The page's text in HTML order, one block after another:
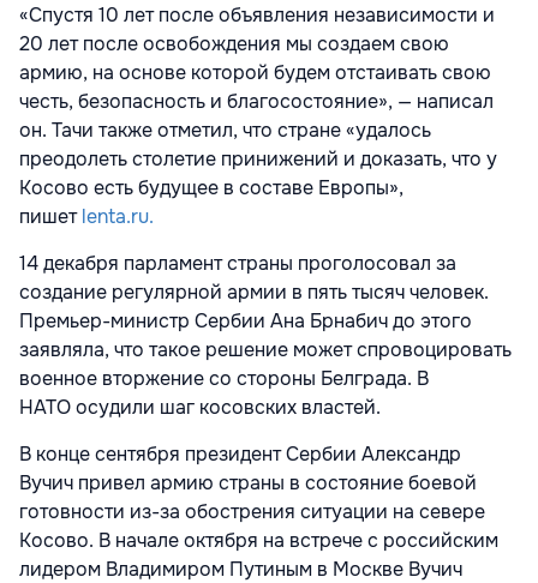
«Спустя 10 лет после объявления независимости и
20 лет после освобождения мы создаем свою
армию, на основе которой будем отстаивать свою
честь, безопасность и благосостояние», — написал
он. Тачи также отметил, что стране «удалось
преодолеть столетие принижений и доказать, что у
Косово есть будущее в составе Европы»,
пишетlenta.ru.
14 декабря парламент страны проголосовал за
создание регулярной армии в пять тысяч человек.
Премьер-министр Сербии Ана Брнабич до этого
заявляла, что такое решение может спровоцировать
военное вторжение со стороны Белграда. В
НАТО осудили шаг косовских властей.
В конце сентября президент Сербии Александр
Вучич привел армию страны в состояние боевой
готовности из-за обострения ситуации на севере
Косово. В начале октября на встрече с российским
лидером Владимиром Путиным в Москве Вучич